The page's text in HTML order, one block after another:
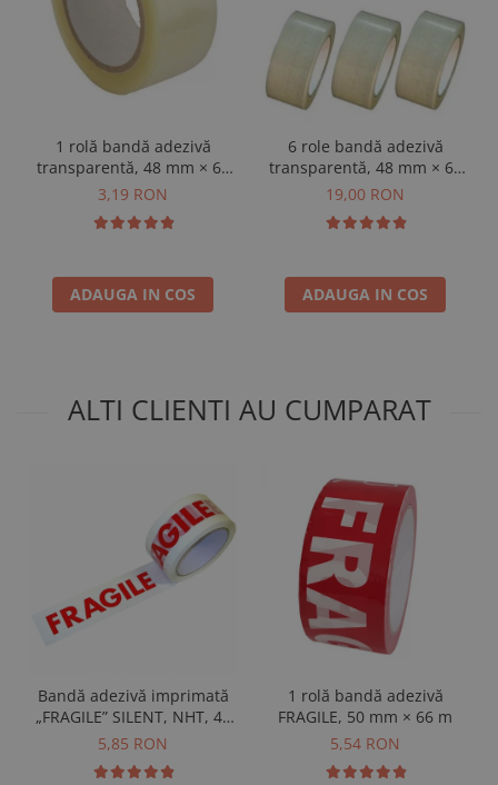
1 rolă bandă adezivă
transparentă, 48 mm × 60
m
3,19 RON
ADAUGA IN COS
6 role bandă adezivă
transparentă, 48 mm × 60
m
19,00 RON
ADAUGA IN COS
ALTI CLIENTI AU CUMPARAT
Bandă adezivă imprimată
„FRAGILE” SILENT, NHT, 48
mm × 60 m
5,85 RON
1 rolă bandă adezivă
FRAGILE, 50 mm × 66 m
5,54 RON